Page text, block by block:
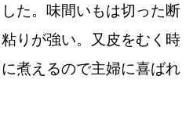
た。味間いもは切った断
りが強い。又皮をむく時
煮えるので主婦に喜ばれ